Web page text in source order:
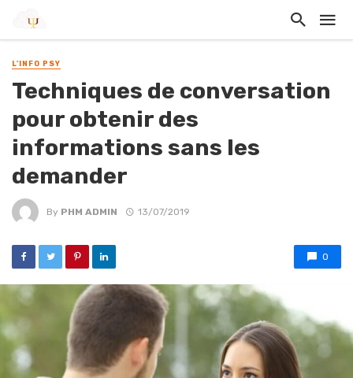
L'INFO PSY
Techniques de conversation
pour obtenir des
informations sans les
demander
By PHM ADMIN 13/07/2019
0